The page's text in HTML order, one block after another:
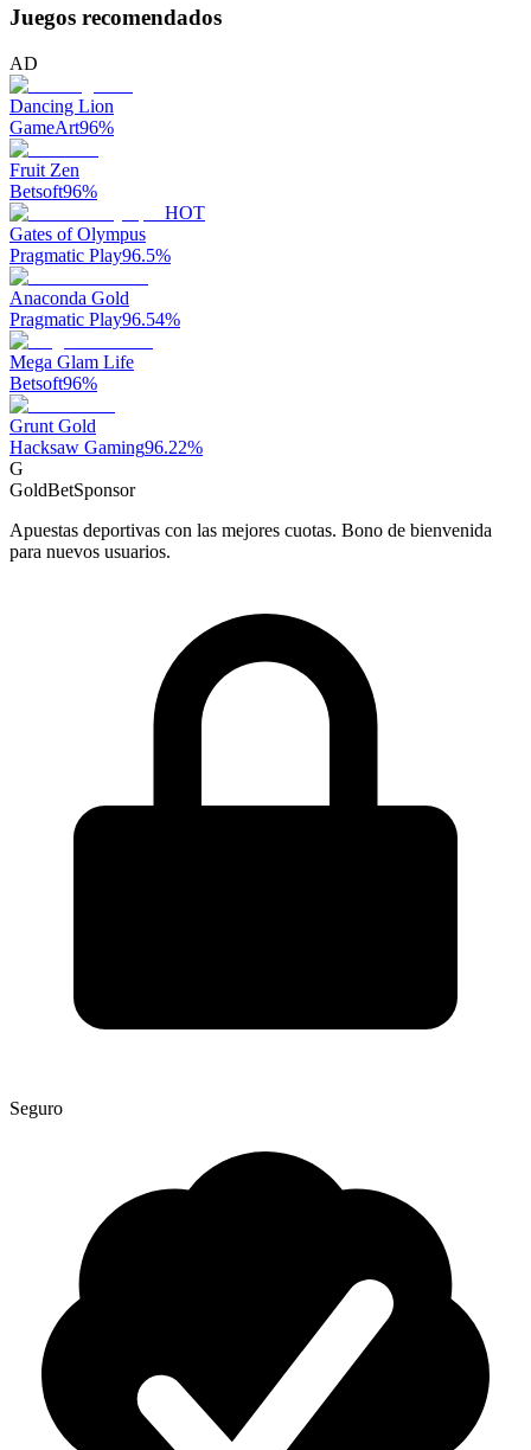
Juegos recomendados
AD
Dancing Lion
GameArt96%
Fruit Zen
Betsoft96%
HOT
Gates of Olympus
Pragmatic Play96.5%
Anaconda Gold
Pragmatic Play96.54%
Mega Glam Life
Betsoft96%
Grunt Gold
Hacksaw Gaming96.22%
G
GoldBetSponsor
Apuestas deportivas con las mejores cuotas. Bono de bienvenida
para nuevos usuarios.
Seguro